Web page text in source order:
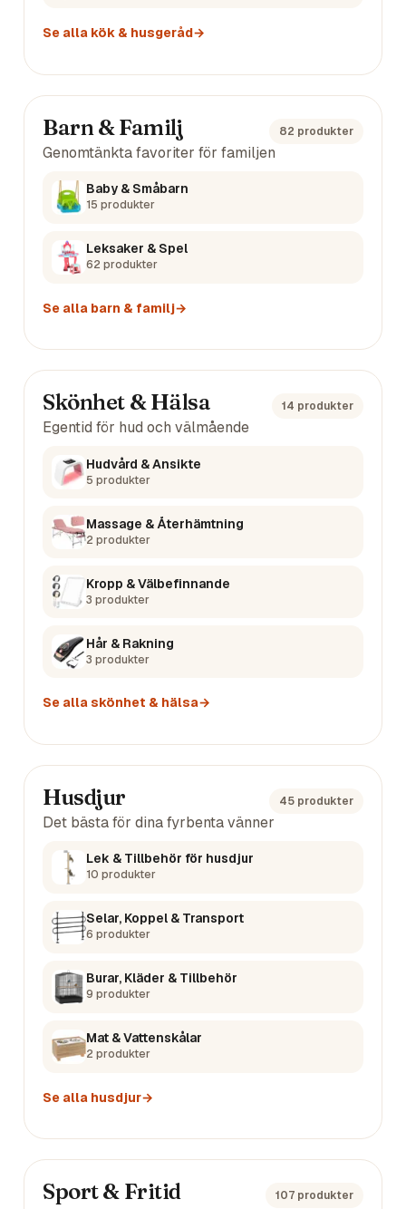
Se alla kök & husgeråd→
Barn & Familj 82 produkter
Genomtänkta favoriter för familjen
Baby & Småbarn
15 produkter
Leksaker & Spel
62 produkter
Se alla barn & familj→
Skönhet & Hälsa 14 produkter
Egentid för hud och välmående
Hudvård & Ansikte
5 produkter
Massage & Återhämtning
2 produkter
Kropp & Välbefinnande
3 produkter
Hår & Rakning
3 produkter
Se allaskönhet & hälsa→
Husdjur 45 produkter
Det bästa för dina fyrbenta vänner
Lek & Tillbehör för husdjur
10 produkter
Selar, Koppel & Transport
6 produkter
Burar, Kläder & Tillbehör
9 produkter
Mat & Vattenskålar
2 produkter
Se alla husdjur→
Sport & Fritid 107 produkter